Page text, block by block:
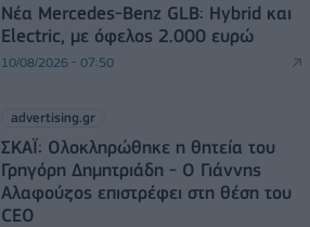
Νέα Mercedes-Benz GLB: Hybrid και
Electric, με όφελος 2.000 ευρώ
10/08/2026 - 07:50
advertising.gr
ΣΚΑΪ: Ολοκληρώθηκε η θητεία του
Γρηγόρη Δημητριάδη - Ο Γιάννης
Αλαφούζος επιστρέφει στη θέση του
CEO